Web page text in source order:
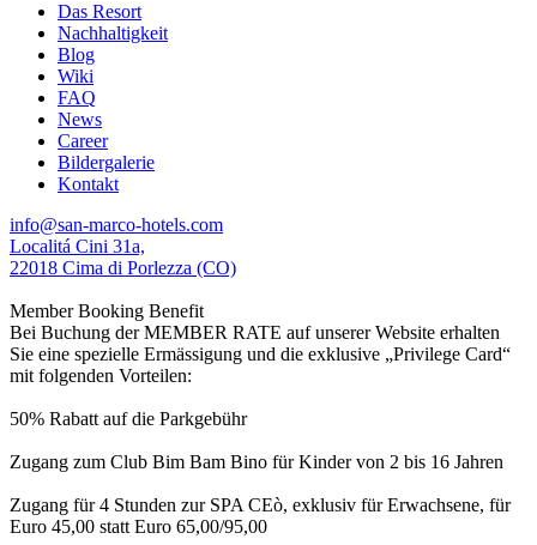
Das Resort
Nachhaltigkeit
Blog
Wiki
FAQ
News
Career
Bildergalerie
Kontakt
info@san-marco-hotels.com
Localitá Cini 31a,
22018 Cima di Porlezza (CO)
Member Booking Benefit
Bei Buchung der MEMBER RATE auf unserer Website erhalten
Sie eine spezielle Ermässigung und die exklusive „Privilege Card“
mit folgenden Vorteilen:
50% Rabatt auf die Parkgebühr
Zugang zum Club Bim Bam Bino für Kinder von 2 bis 16 Jahren
Zugang für 4 Stunden zur SPA CEò, exklusiv für Erwachsene, für
Euro 45,00 statt Euro 65,00/95,00